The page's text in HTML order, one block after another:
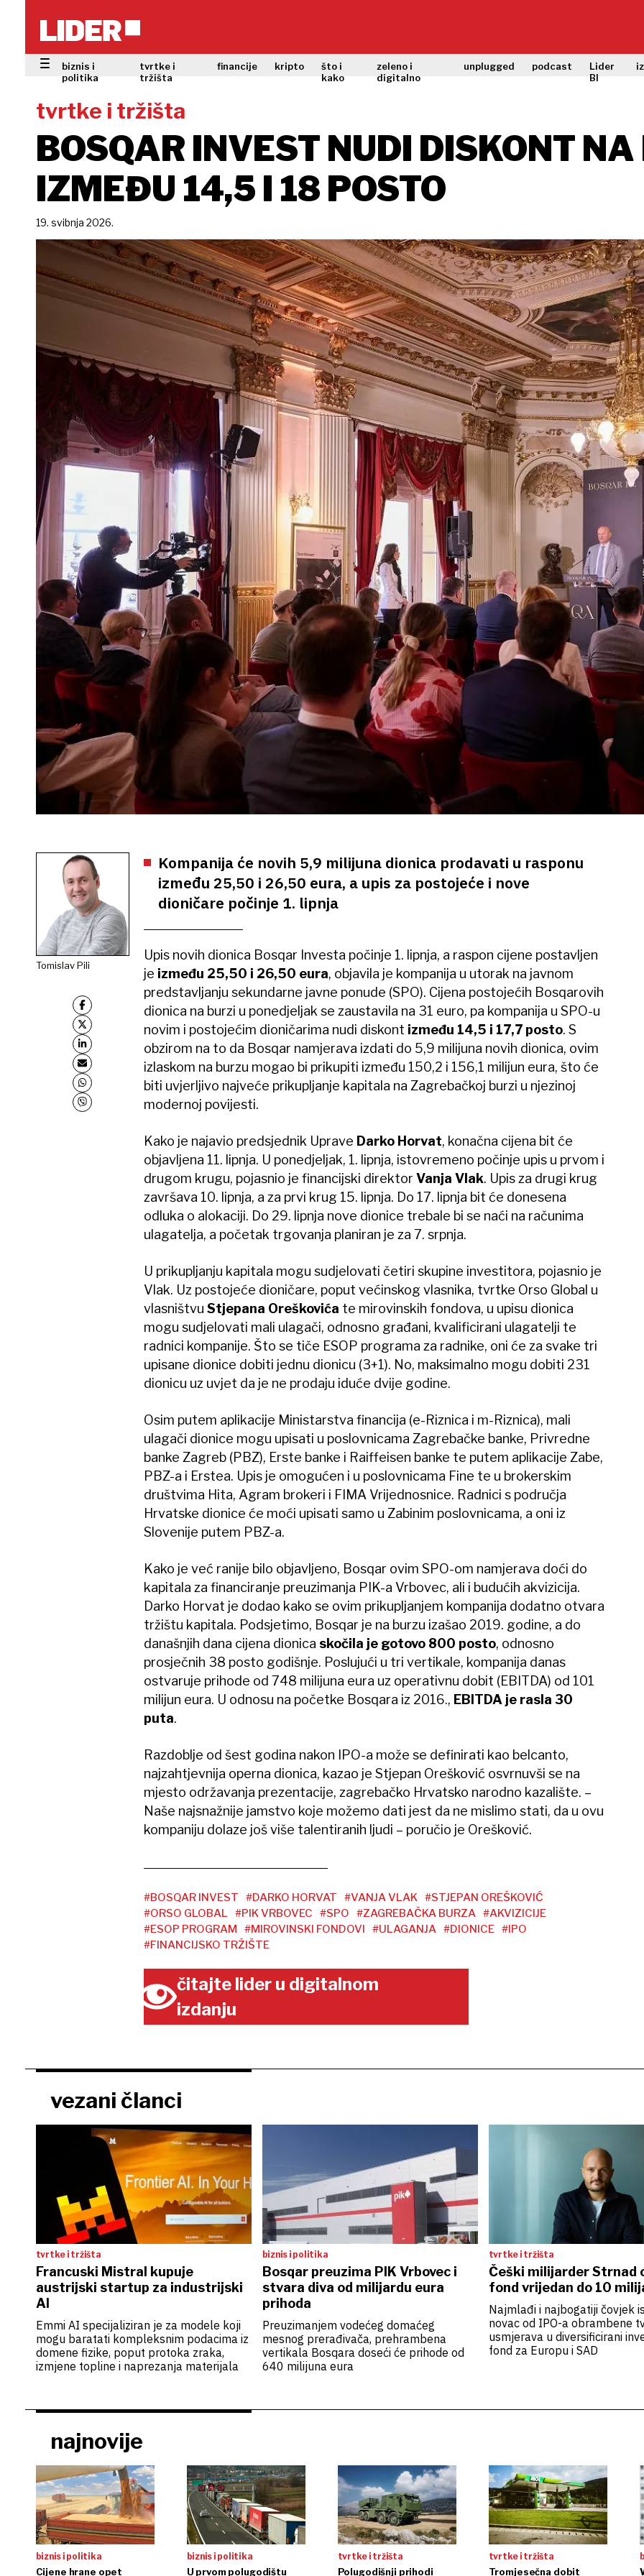
biznis i
politika
tvrtke i
tržišta
financije kripto
što i
kako
zeleno i
digitalno
unplugged podcast
Lider
BI
tvrtke i tržišta
BOSQAR INVEST NUDI DISKONT NA
IZMEĐU 14,5 I 18 POSTO
19. svibnja 2026.
Tomislav Pili
Kompanija će novih 5,9 milijuna dionica prodavati u rasponu
između 25,50 i 26,50 eura, a upis za postojeće i nove
dioničare počinje 1. lipnja
Upis novih dionica Bosqar Investa počinje 1. lipnja, a raspon cijene postavljen
je između 25,50 i 26,50 eura, objavila je kompanija u utorak na javnom
predstavljanju sekundarne javne ponude (SPO). Cijena postojećih Bosqarovih
dionica na burzi u ponedjeljak se zaustavila na 31 euro, pa kompanija u SPO-u
novim i postojećim dioničarima nudi diskont između 14,5 i 17,7 posto. S
obzirom na to da Bosqar namjerava izdati do 5,9 milijuna novih dionica, ovim
izlaskom na burzu mogao bi prikupiti između 150,2 i 156,1 milijun eura, što će
biti uvjerljivo najveće prikupljanje kapitala na Zagrebačkoj burzi u njezinoj
modernoj povijesti.
Kako je najavio predsjednik Uprave Darko Horvat, konačna cijena bit će
objavljena 11. lipnja. U ponedjeljak, 1. lipnja, istovremeno počinje upis u prvom i
drugom krugu, pojasnio je financijski direktor Vanja Vlak. Upis za drugi krug
završava 10. lipnja, a za prvi krug 15. lipnja. Do 17. lipnja bit će donesena
odluka o alokaciji. Do 29. lipnja nove dionice trebale bi se naći na računima
ulagatelja, a početak trgovanja planiran je za 7. srpnja.
U prikupljanju kapitala mogu sudjelovati četiri skupine investitora, pojasnio je
Vlak. Uz postojeće dioničare, poput većinskog vlasnika, tvrtke Orso Global u
vlasništvu Stjepana Oreškovića te mirovinskih fondova, u upisu dionica
mogu sudjelovati mali ulagači, odnosno građani, kvalificirani ulagatelji te
radnici kompanije. Što se tiče ESOP programa za radnike, oni će za svake tri
upisane dionice dobiti jednu dionicu (3+1). No, maksimalno mogu dobiti 231
dionicu uz uvjet da je ne prodaju iduće dvije godine.
Osim putem aplikacije Ministarstva financija (e-Riznica i m-Riznica), mali
ulagači dionice mogu upisati u poslovnicama Zagrebačke banke, Privredne
banke Zagreb (PBZ), Erste banke i Raiffeisen banke te putem aplikacije Zabe,
PBZ-a i Erstea. Upis je omogućen i u poslovnicama Fine te u brokerskim
društvima Hita, Agram brokeri i FIMA Vrijednosnice. Radnici s područja
Hrvatske dionice će moći upisati samo u Zabinim poslovnicama, a oni iz
Slovenije putem PBZ-a.
Kako je već ranije bilo objavljeno, Bosqar ovim SPO-om namjerava doći do
kapitala za financiranje preuzimanja PIK-a Vrbovec, ali i budućih akvizicija.
Darko Horvat je dodao kako se ovim prikupljanjem kompanija dodatno otvara
tržištu kapitala. Podsjetimo, Bosqar je na burzu izašao 2019. godine, a do
današnjih dana cijena dionica skočila je gotovo 800 posto, odnosno
prosječnih 38 posto godišnje. Poslujući u tri vertikale, kompanija danas
ostvaruje prihode od 748 milijuna eura uz operativnu dobit (EBITDA) od 101
milijun eura. U odnosu na početke Bosqara iz 2016., EBITDA je rasla 30
puta.
Razdoblje od šest godina nakon IPO-a može se definirati kao belcanto,
najzahtjevnija operna dionica, kazao je Stjepan Orešković osvrnuvši se na
mjesto održavanja prezentacije, zagrebačko Hrvatsko narodno kazalište. –
Naše najsnažnije jamstvo koje možemo dati jest da ne mislimo stati, da u ovu
kompaniju dolaze još više talentiranih ljudi – poručio je Orešković.
#BOSQAR INVEST #DARKO HORVAT #VANJA VLAK #STJEPAN OREŠKOVIĆ
#ORSO GLOBAL
#PIK VRBOVEC #SPO #ZAGREBAČKA BURZA #AKVIZICIJE
#ESOP PROGRAM
#MIROVINSKI FONDOVI #ULAGANJA #DIONICE #IPO
#FINANCIJSKO TRŽIŠTE
čitajte lider u digitalnom
izdanju
vezani članci
tvrtke i tržišta
Francuski Mistral kupuje
austrijski startup za industrijski
AI
Emmi AI specijaliziran je za modele koji
mogu baratati kompleksnim podacima iz
domene fizike, poput protoka zraka,
izmjene topline i naprezanja materijala
biznis i politika
Bosqar preuzima PIK Vrbovec i
stvara diva od milijardu eura
prihoda
Preuzimanjem vodećeg domaćeg
mesnog prerađivača, prehrambena
vertikala Bosqara doseći će prihode od
640 milijuna eura
tvrtke i tržišta
Češki milijarder Strnad
fond vrijedan do 10
Najmlađi i najbogatiji čovjek
novac od IPO-a obrambene
usmjerava u diversificirani
fond za Europu i SAD
najnovije
biznis i politika
Cijene hrane opet
biznis i politika
U prvom polugodištu
tvrtke i tržišta
Polugodišnji prihodi
tvrtke i tržišta
Tromjesečna dobit